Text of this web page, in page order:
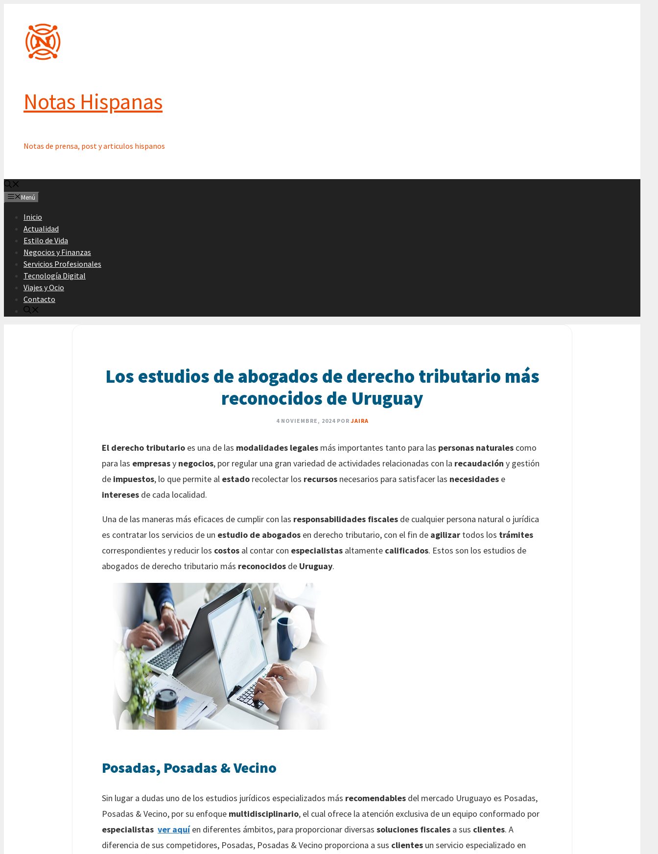
contenido
Notas Hispanas
Notas de prensa, post y articulos hispanos
Menú
Inicio
Actualidad
Estilo de Vida
Negocios y Finanzas
Servicios Profesionales
Tecnología Digital
Viajes y Ocio
Contacto
Los estudios de abogados de derecho tributario más
reconocidos de Uruguay
4 NOVIEMBRE, 2024 POR JAIRA
El derecho tributario es una de las modalidades legales más importantes tanto para las personas naturales como
para las empresasy negocios, por regular una gran variedad de actividades relacionadas con la recaudación y gestión
de impuestos, lo que permite al estado recolectar los recursos necesarios para satisfacer las necesidades e
intereses de cada localidad.
Una de las maneras más eficaces de cumplir con las responsabilidades fiscales de cualquier persona natural o jurídica
es contratar los servicios de un estudio de abogados en derecho tributario, con el fin de agilizar todos los trámites
correspondientes y reducir los costos al contar con especialistas altamente calificados. Estos son los estudios de
abogados de derecho tributario más reconocidos de Uruguay.
Posadas, Posadas & Vecino
Sin lugar a dudas uno de los estudios jurídicos especializados más recomendables del mercado Uruguayo es Posadas,
Posadas & Vecino, por su enfoque multidisciplinario, el cual ofrece la atención exclusiva de un equipo conformado por
especialistas ver aquíen diferentes ámbitos, para proporcionar diversas soluciones fiscales a sus clientes. A
diferencia de sus competidores, Posadas, Posadas & Vecino proporciona a sus clientes un servicio especializado en